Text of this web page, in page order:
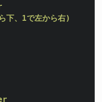
、1で左から右)